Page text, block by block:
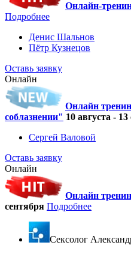
Онлайн-
Подробнее
Денис Шальнов
Пётр Кузнецов
Оставь заявку
Онлайн
Онлайн
соблазнении" 10 августа -
Сергей Валовой
Оставь заявку
Онлайн
Онлайн
сентября Подробнее
Cексолог